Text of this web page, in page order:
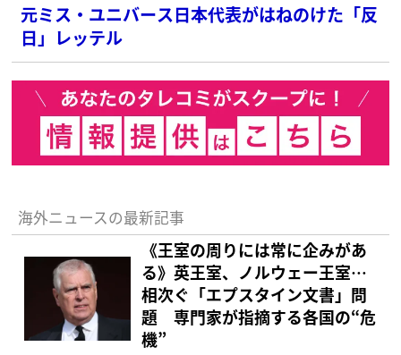
元ミス・ユニバース日本代表がはねのけた「反
日」レッテル
海外ニュースの最新記事
《王室の周りには常に企みがあ
る》英王室、ノルウェー王室…
相次ぐ「エプスタイン文書」問
題 専門家が指摘する各国の“危
機”